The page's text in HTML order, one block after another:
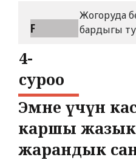
F
Жогоруда
бардыгы
4-
cуроо
Эмне үчүн
каршы
жарандык